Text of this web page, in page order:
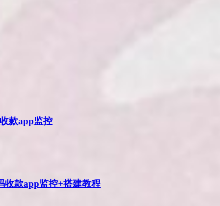
款app监控
收款app监控+搭建教程